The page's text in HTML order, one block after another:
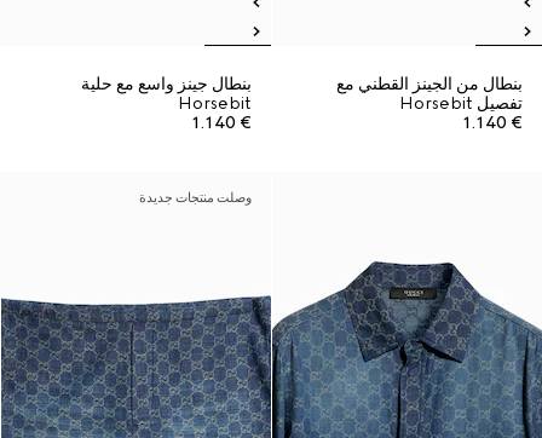
بنطال من الجينز القطني مع
تفصيل Horsebit
€ 1.140
بنطال جينز واسع مع حلية
Horsebit
€ 1.140
وصلت منتجات جديدة